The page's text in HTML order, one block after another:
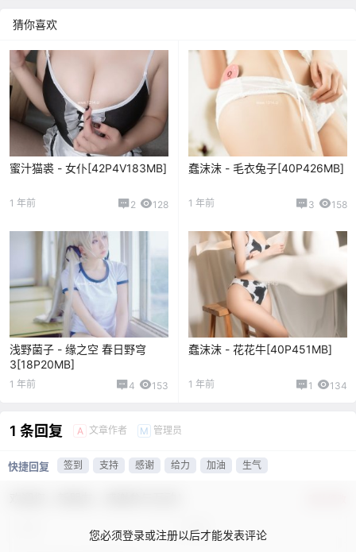
猜你喜欢
蜜汁猫裘 - 女仆[42P4V183MB]
1 年前 2 128
蠢沫沫 - 毛衣兔子[40P426MB]
1 年前 3 158
浅野菌子 - 缘之空 春日野穹
3[18P20MB]
1 年前 4 153
蠢沫沫 - 花花牛[40P451MB]
1 年前 1 134
1 条回复 A 文章作者 M 管理员
快捷回复 签到 支持 感谢 给力 加油 生气
您必须登录或注册以后才能发表评论